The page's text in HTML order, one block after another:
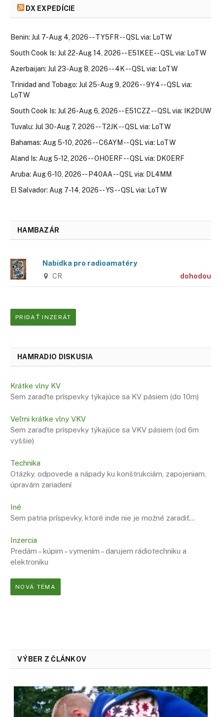
DX EXPEDÍCIE
Benin: Jul 7-Aug 4, 2026 -- TY5FR -- QSL via: LoTW
South Cook Is: Jul 22-Aug 14, 2026 -- E51KEE -- QSL via: LoTW
Azerbaijan: Jul 23-Aug 8, 2026 -- 4K -- QSL via: LoTW
Trinidad and Tobago: Jul 25-Aug 9, 2026 -- 9Y4 -- QSL via:
LoTW
South Cook Is: Jul 26-Aug 6, 2026 -- E51CZZ -- QSL via: IK2DUW
Tuvalu: Jul 30-Aug 7, 2026 -- T2JK -- QSL via: LoTW
Bahamas: Aug 5-10, 2026 -- C6AYM -- QSL via: LoTW
Aland Is: Aug 5-12, 2026 -- OH0ERF -- QSL via: DK0ERF
Aruba: Aug 6-10, 2026 -- P40AA -- QSL via: DL4MM
El Salvador: Aug 7-14, 2026 -- YS -- QSL via: LoTW
HAMBAZÁR
Nabídka pro radioamatéry
CR dohodou
PRIDAŤ INZERÁT
HAMRADIO DISKUSIA
Krátke vlny KV
Sem zaraďte príspevky týkajúce sa KV pásiem (do 10m)
Veľmi krátke vlny VKV
Sem zaraďte príspevky týkajúce sa VKV pásiem (od 6m
vyššie)
Technika
Otázky, odpovede a nápady ku konštrukciám, zapojeniam,
úpravám zariadení
Iné
Sem patria príspevky, ktoré inde nie je možné zaradiť…
Inzercia
Predám – kúpim – vymením – darujem rádiotechniku a
elektroniku
NOVÁ TÉMA
VÝBER Z ČLÁNKOV